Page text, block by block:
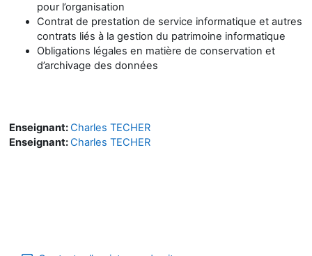
pour l’organisation
Contrat de prestation de service informatique et autres
contrats liés à la gestion du patrimoine informatique
Obligations légales en matière de conservation et
d’archivage des données
Enseignant:Charles TECHER
Enseignant:Charles TECHER